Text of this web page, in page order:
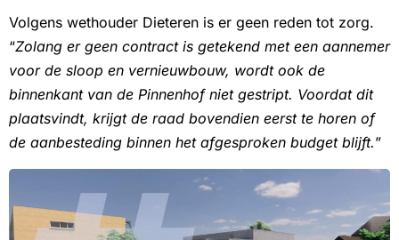
Volgens wethouder Dieteren is er geen reden tot zorg.
“Zolang er geen contract is getekend met een aannemer
voor de sloop en vernieuwbouw, wordt ook de
binnenkant van de Pinnenhof niet gestript. Voordat dit
plaatsvindt, krijgt de raad bovendien eerst te horen of
de aanbesteding binnen het afgesproken budget blijft.”